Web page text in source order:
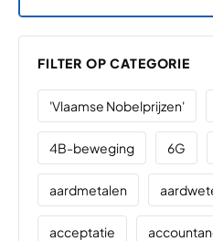
FILTER OP CATEGORIE
'Vlaamse Nobelprijzen'
4B-beweging 6G
aardmetalen
acceptatie